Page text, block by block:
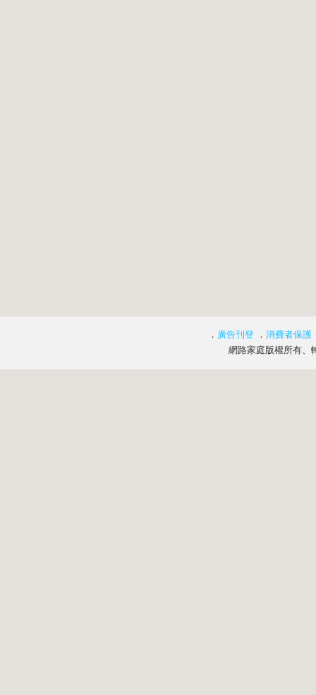
． 廣告刊登 ． 消費者保護
網路家庭版權所有、